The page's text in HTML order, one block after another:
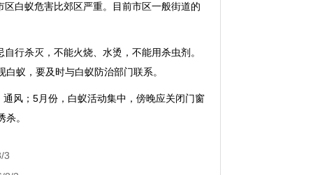
白蚁危害比郊区严重。目前市区一般街道的
行杀灭，不能火烧、水烫，不能用杀虫剂。
蚁，要及时与白蚁防治部门联系。
风；5月份，白蚁活动集中，傍晚应关闭门窗
。
3